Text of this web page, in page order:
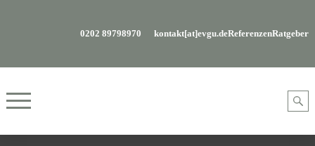
0202 89798970 kontakt[at]evgu.deReferenzenRatgeber